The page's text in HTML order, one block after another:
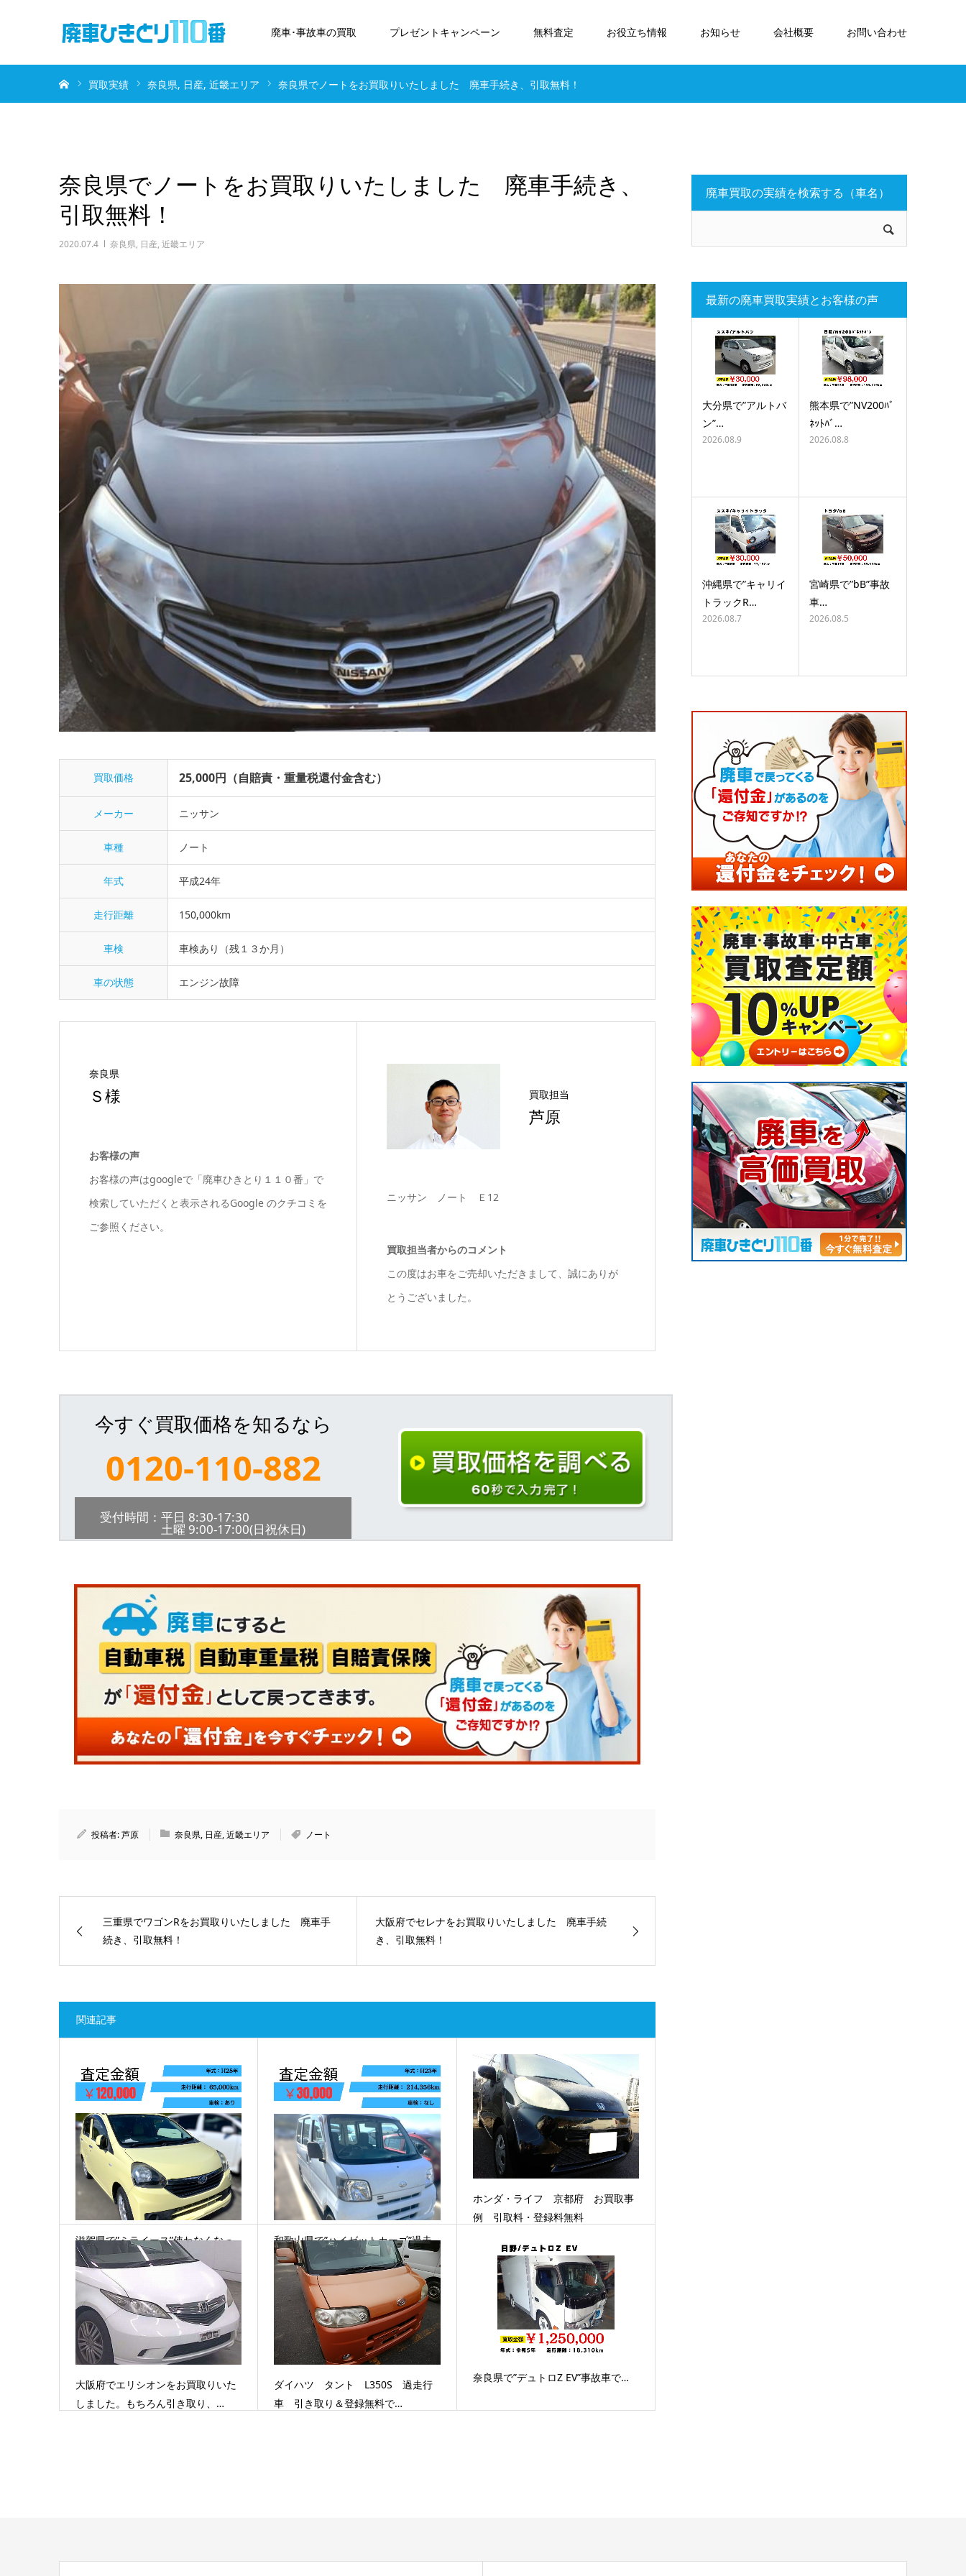
廃車･事故車の買取 プレゼントキャンペーン 無料査定 お役立ち情報 お知らせ 会社概要 お問い合わせ
買取実績 奈良県 日産 近畿エリア 奈良県でノートをお買取りいたしました 廃車手続き、引取無料！
奈良県でノートをお買取りいたしました 廃車手続き、
引取無料！
2020.07.4 奈良県, 日産, 近畿エリア
買取価格 25,000円（自賠責・重量税還付金含む）
メーカー ニッサン
車種 ノート
年式 平成24年
走行距離 150,000km
車検 車検あり（残１３か月）
車の状態 エンジン故障
奈良県
Ｓ様
お客様の声
お客様の声はgoogleで「廃車ひきとり１１０番」で
検索していただくと表示されるGoogle のクチコミを
ご参照ください。
買取担当
芦原
ニッサン ノート Ｅ12
買取担当者からのコメント
この度はお車をご売却いただきまして、誠にありが
とうございました。
今すぐ買取価格を知るなら
0120-110-882
受付時間：平日 8:30-17:30
土曜 9:00-17:00(日祝休日)
投稿者:芦原 奈良県, 日産,近畿エリア ノート
三重県でワゴンRをお買取りいたしました 廃車手
続き、引取無料！
大阪府でセレナをお買取りいたしました 廃車手続
き、引取無料！
関連記事
滋賀県で”ミライース”使わなくなっ
た…
和歌山県で”ハイゼットカーゴ”過走
行…
ホンダ・ライフ 京都府 お買取事
例 引取料・登録料無料
大阪府でエリシオンをお買取りいた
しました。もちろん引き取り、…
ダイハツ タント L350S 過走行
車 引き取り＆登録無料で…
奈良県で”デュトロZ EV”事故車で…
廃車買取の実績を検索する（車名）
最新の廃車買取実績とお客様の声
大分県で”アルトバ
ン”…
2026.08.9
熊本県で”NV200ﾊﾞ
ﾈｯﾄﾊﾞ…
2026.08.8
沖縄県で”キャリイ
トラックR…
2026.08.7
宮崎県で”bB”事故
車…
2026.08.5